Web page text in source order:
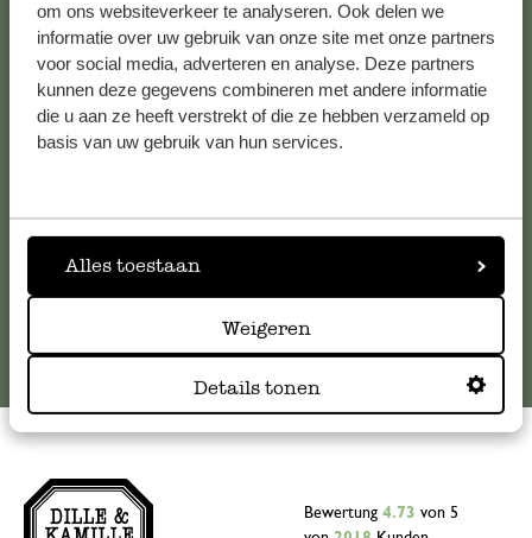
om ons websiteverkeer te analyseren. Ook delen we
informatie over uw gebruik van onze site met onze partners
voor social media, adverteren en analyse. Deze partners
kunnen deze gegevens combineren met andere informatie
die u aan ze heeft verstrekt of die ze hebben verzameld op
basis van uw gebruik van hun services.
Alles toestaan
Weigeren
Details tonen
Kundenservice/Hilfe
Falls Sie Fragen haben oder Tipps und Hilfe brauchen, wenden
Sie sich bitte an unseren Kundenservice. Oder lesen Sie hier
die Antworten aufhäufig gestellte Fragen
Bewertung 4.73 von 5